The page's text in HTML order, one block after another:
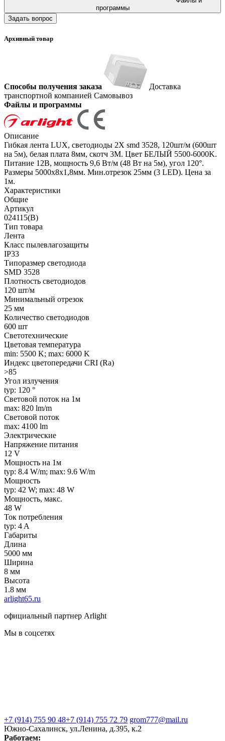
программы
Задать вопрос
Архивный товар
Способы получения заказа
Доставка
транспортной компанией Самовывоз
Файлы и программы
Описание
Гибкая лента LUX, светодиоды 2Х smd 3528, 120шт/м (600шт
на 5м), белая плата 8мм, скотч 3М. Цвет БЕЛЫЙ 5500-6000K.
Питание 12В, мощность 9,6 Вт/м (48 Вт на 5м), угол 120°.
Размеры 5000х8х1,8мм. Мин.отрезок 25мм (3 LED). Цена за
1м.
Характеристики
Общие
Артикул
024115(B)
Тип товара
Лента
Класс пылевлагозащиты
IP33
Типоразмер светодиода
SMD 3528
Плотность светодиодов
120 шт/м
Минимальный отрезок
25 мм
Количество светодиодов
600 шт
Светотехнические
Цветовая температура
min: 5500 K; max: 6000 K
Индекс цветопередачи CRI (Ra)
>85
Угол излучения
typ: 120 °
Световой поток на 1м
max: 820 lm/m
Световой поток
max: 4100 lm
Электрические
Напряжение питания
12 V
Мощность на 1м
typ: 8.4 W/m; max: 9.6 W/m
Мощность
typ: 42 W; max: 48 W
Мощность, макс.
48 W
Ток потребления
typ: 4 A
Габариты
Длина
5000 мм
Ширина
8 мм
Высота
1.8 мм
arlight65.ru
официальный партнер Arlight
Мы в соцсетях
+7 (914) 755 90 48+7 (914) 755 72 79 grom777@mail.ru
Южно-Сахалинск, ул.Ленина, д.395, к.2
Работаем: